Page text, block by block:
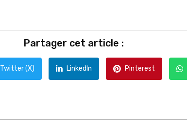
Partager cet article :
Twitter (X) LinkedIn Pinterest